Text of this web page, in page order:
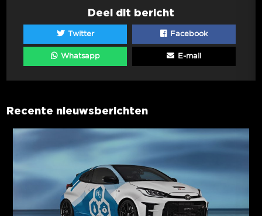
Deel dit bericht
Twitter Facebook
Whatsapp E-mail
Recente nieuwsberichten